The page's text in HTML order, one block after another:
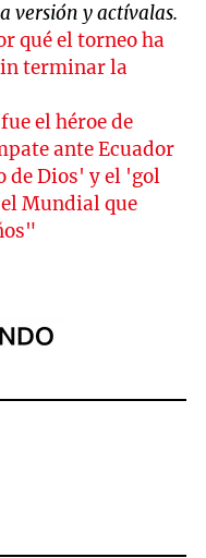
versión y actívalas.
qué el torneo ha
terminar la
el héroe de
ante Ecuador
de Dios' y el 'gol
Mundial que